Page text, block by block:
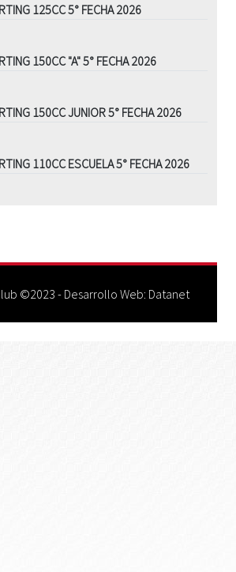
125CC 5° FECHA 2026
150CC "A" 5° FECHA 2026
150CC JUNIOR 5° FECHA 2026
110CC ESCUELA 5° FECHA 2026
©2023 - Desarrollo Web: Datanet